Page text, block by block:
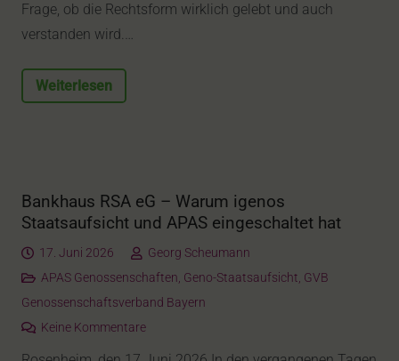
Frage, ob die Rechtsform wirklich gelebt und auch
verstanden wird.…
Weiterlesen
Bankhaus RSA eG – Warum igenos
Staatsaufsicht und APAS eingeschaltet hat
17. Juni 2026
Georg Scheumann
APAS Genossenschaften, Geno-Staatsaufsicht, GVB
Genossenschaftsverband Bayern
Keine Kommentare